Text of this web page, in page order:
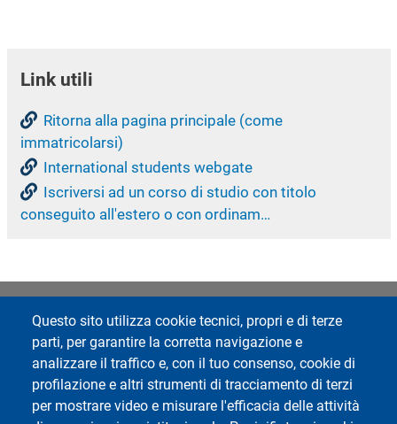
Questo sito utilizza cookie tecnici, propri e di terze
parti, per garantire la corretta navigazione e
analizzare il traffico e, con il tuo consenso, cookie di
profilazione e altri strumenti di tracciamento di terzi
per mostrare video e misurare l'efficacia delle attività
Link utili
Ritorna alla pagina principale (come
immatricolarsi)
International students webgate
Iscriversi ad un corso di studio con titolo
conseguito all'estero o con ordinam…
Footer 1
Rubrica
Webmail
ESSE3 Studenti
Footer 2
Avvisi
Cookie settings
Mappa del sito